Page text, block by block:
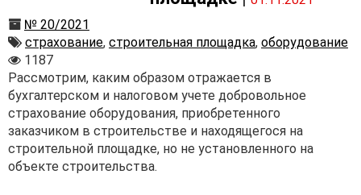
№ 20/2021
страхование, строительная площадка, оборудование
1187
Рассмотрим, каким образом отражается в
бухгалтерском и налоговом учете добровольное
страхование оборудования, приобретенного
заказчиком в строительстве и находящегося на
строительной площадке, но не установленного на
объекте строительства.